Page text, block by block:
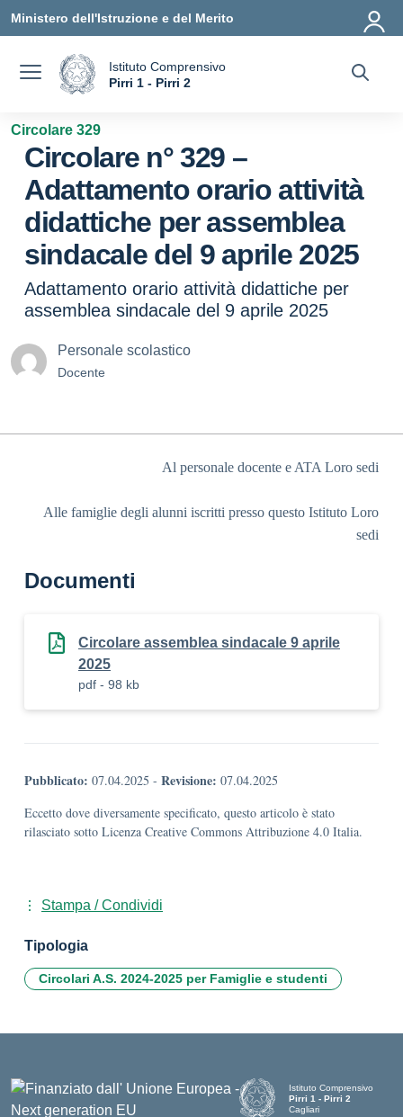
Ministero dell'Istruzione e del Merito
Istituto Comprensivo
Pirri 1 - Pirri 2
Circolare 329
Circolare n° 329 –
Adattamento orario attività
didattiche per assemblea
sindacale del 9 aprile 2025
Adattamento orario attività didattiche per
assemblea sindacale del 9 aprile 2025
Personale scolastico
Docente
Al personale docente e ATA Loro sedi
Alle famiglie degli alunni iscritti presso questo Istituto Loro
sedi
Documenti
Circolare assemblea sindacale 9 aprile
2025
pdf - 98 kb
Pubblicato: 07.04.2025 - Revisione: 07.04.2025
Eccetto dove diversamente specificato, questo articolo è stato
rilasciato sotto Licenza Creative Commons Attribuzione 4.0 Italia.
Stampa / Condividi
Tipologia
Circolari A.S. 2024-2025 per Famiglie e studenti
Istituto Comprensivo
Pirri 1 - Pirri 2
Cagliari